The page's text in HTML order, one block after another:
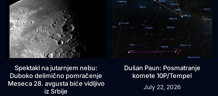
Spektakl na jutarnjem nebu:
Duboko delimično pomračenje
Meseca 28. avgusta biće vidljivo
iz Srbije
Dušan Paun: Posmatranje
komete 10P/Tempel
July 22, 2026